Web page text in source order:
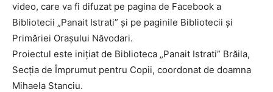
video, care va fi difuzat pe pagina de Facebook a
Bibliotecii „Panait Istrati” și pe paginile Bibliotecii și
Primăriei Orașului Năvodari.
Proiectul este inițiat de Biblioteca „Panait Istrati” Brăila,
Secția de Împrumut pentru Copii, coordonat de doamna
Mihaela Stanciu.